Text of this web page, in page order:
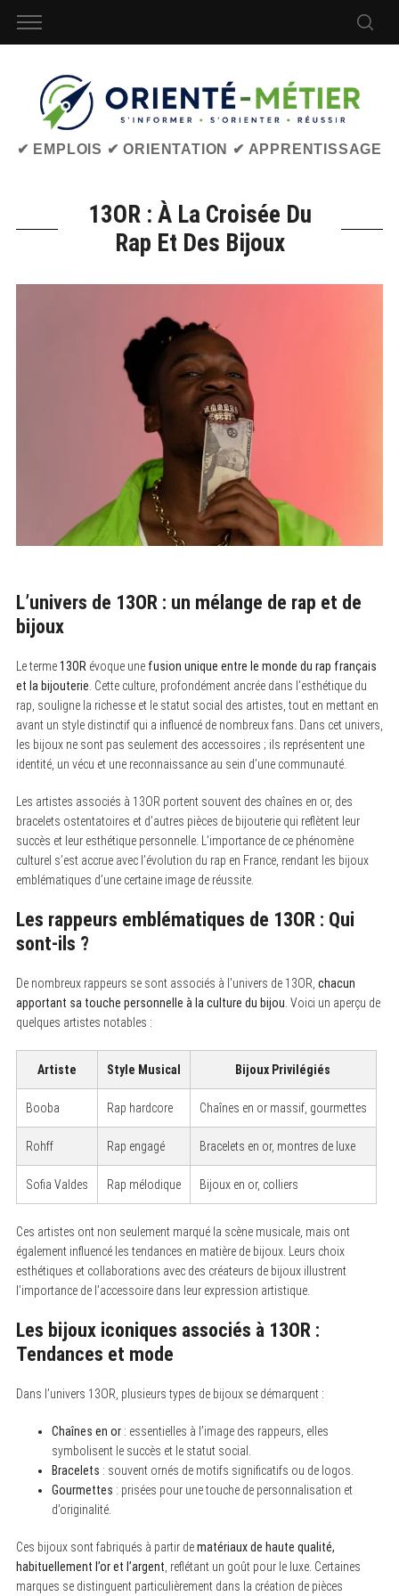
✔ EMPLOIS ✔ ORIENTATION ✔ APPRENTISSAGE
13OR : À La Croisée Du
Rap Et Des Bijoux
L’univers de 13OR : un mélange de rap et de
bijoux
Le terme13ORévoque une fusion unique entre le monde du rap français
et la bijouterie. Cette culture, profondément ancrée dans l’esthétique du
rap, souligne la richesse et le statut social des artistes, tout en mettant en
avant un style distinctif qui a influencé de nombreux fans. Dans cet univers,
les bijoux ne sont pas seulement des accessoires ; ils représentent une
identité, un vécu et une reconnaissance au sein d’une communauté.
Les artistes associés à 13OR portent souvent des chaînes en or, des
bracelets ostentatoires et d’autres pièces de bijouterie qui reflètent leur
succès et leur esthétique personnelle. L’importance de ce phénomène
culturel s’est accrue avec l’évolution du rap en France, rendant les bijoux
emblématiques d’une certaine image de réussite.
Les rappeurs emblématiques de 13OR : Qui
sont-ils ?
De nombreux rappeurs se sont associés à l’univers de 13OR, chacun
apportant sa touche personnelle à la culture du bijou. Voici un aperçu de
quelques artistes notables :
Artiste Style Musical Bijoux Privilégiés
Booba Rap hardcore Chaînes en or massif, gourmettes
Rohff Rap engagé Bracelets en or, montres de luxe
Sofia Valdes Rap mélodique Bijoux en or, colliers
Ces artistes ont non seulement marqué la scène musicale, mais ont
également influencé les tendances en matière de bijoux. Leurs choix
esthétiques et collaborations avec des créateurs de bijoux illustrent
l’importance de l’accessoire dans leur expression artistique.
Les bijoux iconiques associés à 13OR :
Tendances et mode
Dans l’univers 13OR, plusieurs types de bijoux se démarquent :
Chaînes en or: essentielles à l’image des rappeurs, elles
symbolisent le succès et le statut social.
Bracelets : souvent ornés de motifs significatifs ou de logos.
Gourmettes : prisées pour une touche de personnalisation et
d’originalité.
Ces bijoux sont fabriqués à partir dematériaux de haute qualité,
habituellement l’or et l’argent, reflétant un goût pour le luxe. Certaines
marques se distinguent particulièrement dans la création de pièces